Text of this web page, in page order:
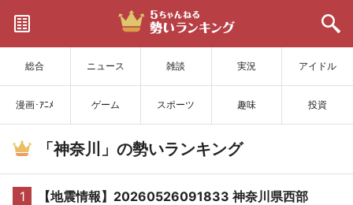
総合 ニュース 雑談 実況 アイドル
漫画･ｱﾆﾒ ゲーム スポーツ 趣味 投資
サイトを更新
「神奈川」の勢いランキング
1
【地震情報】20260526091833 神奈川県西部